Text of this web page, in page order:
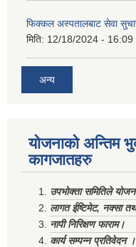
फिक्कल अस्पतालबाट सेवा
मिति: 12/18/2024 - 16:09
अन्य
योजनाको अन्तिम
कागजातहरु
उपभोक्ता समितिले
लागत ईष्टिमेट, नक्सा
नापी निरिक्षण फाराम।
कार्य सम्पन्न प्रतिवेदन ।